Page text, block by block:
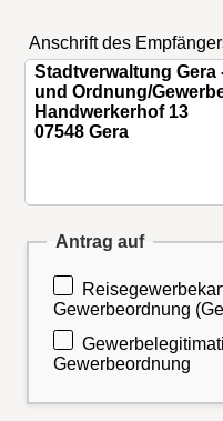
Anschrift des
Antrag auf
Reisegewerbekarte nach
Gewerbeordnung
Gewerbeordnung